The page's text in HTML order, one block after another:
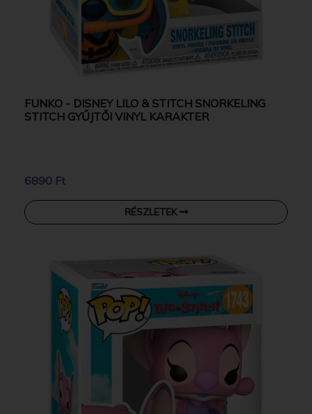
FUNKO - DISNEY LILO & STITCH SNORKELING
STITCH GYŰJTŐI VINYL KARAKTER
6890 Ft
RÉSZLETEK